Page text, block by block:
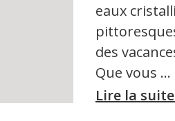
eaux
des
Que vous …
Lire la suite